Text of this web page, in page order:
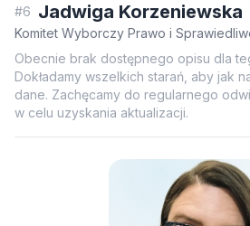
#6 Jadwiga Korzeniewska
Komitet Wyborczy Prawo i
Obecnie brak dostępnego opisu dla
Dokładamy wszelkich starań, aby jak
dane. Zachęcamy do regularnego
w celu uzyskania aktualizacji.